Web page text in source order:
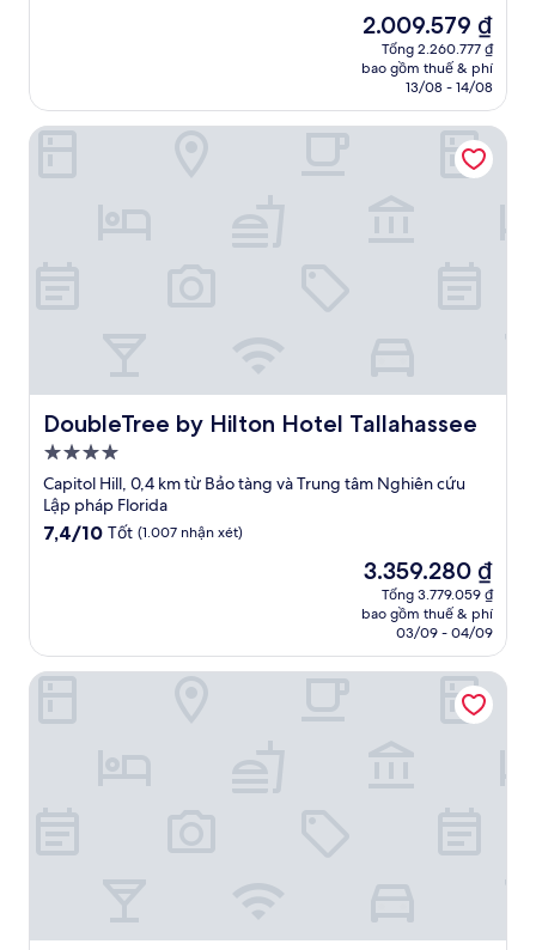
xét)
Giá
hiện
tại
2.009.579 ₫
2.009.579 ₫
Tổng 2.260.777 ₫
bao gồm thuế & phí
13/08 - 14/08
DoubleTree by Hilton Hotel Tallahassee
DoubleTree by Hilton Hotel Tallahassee
Nơi
lưu
trú
4.0
Capitol Hill, 0,4 km từ Bảo tàng và Trung tâm Nghiên cứu
Lập pháp Florida
7.4
xét)
7,4/10 Tốt (1.007 nhận xét)
Giá
hiện
tại
3.359.280 ₫
3.359.280 ₫
Tổng 3.779.059 ₫
bao gồm thuế & phí
03/09 - 04/09
DoubleTree by Hilton Hotel Tallahassee
Motel 6 Tallahassee, FL - Downtown